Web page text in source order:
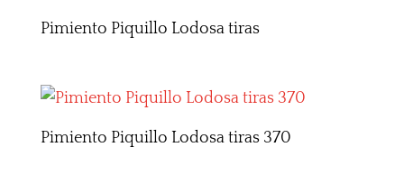
Pimiento Piquillo Lodosa tiras
Pimiento Piquillo Lodosa tiras 370